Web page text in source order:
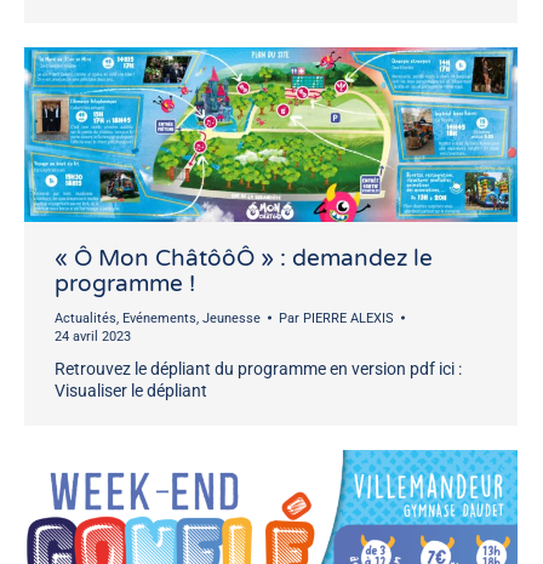
« Ô Mon ChâtôôÔ » : demandez le
programme !
Actualités, Evénements, Jeunesse Par PIERRE ALEXIS
24 avril 2023
Retrouvez le dépliant du programme en version pdf ici :
Visualiser le dépliant